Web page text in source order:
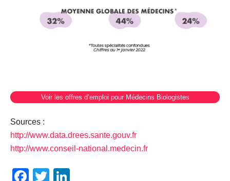
Voir les offres d’emploi pour Médecins Biologistes
Sources :
http://www.data.drees.sante.gouv.fr
http://www.conseil-national.medecin.fr
Facebook
Twitter